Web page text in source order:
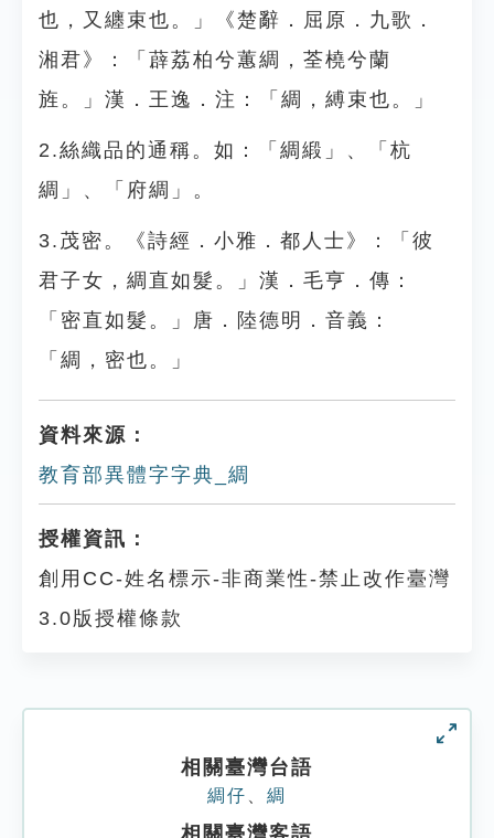
也，又纏束也。」《楚辭．屈原．九歌．
湘君》：「薜荔柏兮蕙綢，荃橈兮蘭
旌。」漢．王逸．注：「綢，縛束也。」
2.絲織品的通稱。如：「綢緞」、「杭
綢」、「府綢」。
3.茂密。《詩經．小雅．都人士》：「彼
君子女，綢直如髮。」漢．毛亨．傳：
「密直如髮。」唐．陸德明．音義：
「綢，密也。」
資料來源：
教育部異體字字典_綢
授權資訊：
創用CC-姓名標示-非商業性-禁止改作臺灣
3.0版授權條款
相關臺灣台語
綢仔 綢
相關臺灣客語